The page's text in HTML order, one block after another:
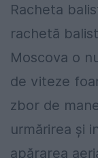
Racheta
rachetă
Moscova o
de viteze
zbor de
urmărirea și
apărarea